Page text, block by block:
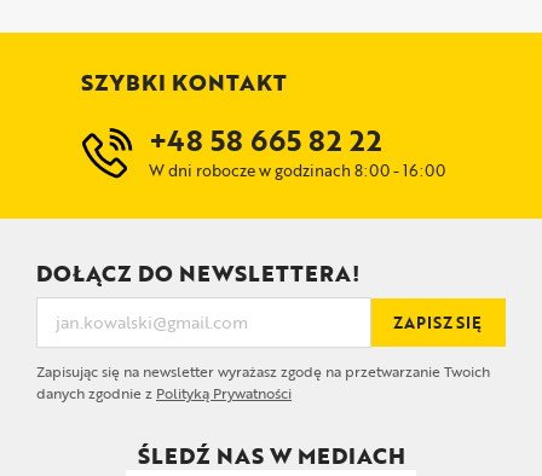
SZYBKI KONTAKT
+48 58 665 82 22
W dni robocze w godzinach 8:00 - 16:00
DOŁĄCZ DO NEWSLETTERA!
ZAPISZ SIĘ
Zapisując się na newsletter wyrażasz zgodę na przetwarzanie Twoich
danych zgodnie z Polityką Prywatności
ŚLEDŹ NAS W MEDIACH